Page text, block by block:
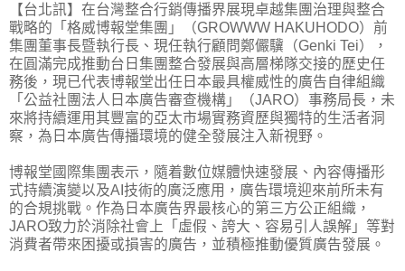
【台北訊】在台灣整合行銷傳播界展現卓越集團治理與整合
戰略的「格威博報堂集團」
（GROWWW HAKUHODO）前
集團董事長暨執行長、現任執行顧問鄭儼驥（Genki Tei），
在圓滿完成推動台日集團整合發展與高層梯隊交接的歷史任
務後，現已代表博報堂出任日本最具權威性的廣告自律組織
「公益社團法人日本廣告審查機構」（JARO）事務局長，未
來將持續運用其豐富的亞太市場實務資歷與獨特的生活者洞
察，為日本廣告傳播環境的健全發展注入新視野。
博報堂國際集團表示，隨着數位媒體快速發展、內容傳播形
式持續演變以及AI技術的廣泛應用，廣告環境迎來前所未有
的合規挑戰。作為日本廣告界最核心的第三方公正組織，
JARO致力於消除社會上「虛假、誇大、容易引人誤解」等對
消費者帶來困擾或損害的廣告，並積極推動優質廣告發展。